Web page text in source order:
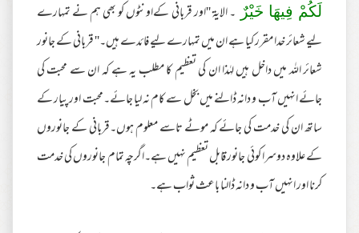
لَكُمْ فِيهَا خَيْرٌ ۔ الایۃ ''اور قربانی کےاونٹوں کو بھی ہم نے تمہارے
لیے شعائر خدا مقرر کیا ہے ان میں تمہارے لیے فائدے ہیں۔'' قربانی کے جانور
شعائر اللہ میں داخل ہیں لہٰذا ان کی تعظیم کا مطلب یہ ہے کہ ان سے محبت کی
جائے انہیں آب و دانہ ڈالنے میں بخل سے کام نہ لیا جائے۔محبت اور پیار کے
ساتھ ان کی خدمت کی جائے کہ موٹے تاسے معلوم ہوں۔قربانی کے جانوروں
کے علاوہ دوسرا کوئی جانور قابل تعظیم نہیں ہے۔اگرچہ تمام جانوروں کی خدمت
کرنا اور انہیں آب و دانہ ڈالنا باعث ثواب ہے۔